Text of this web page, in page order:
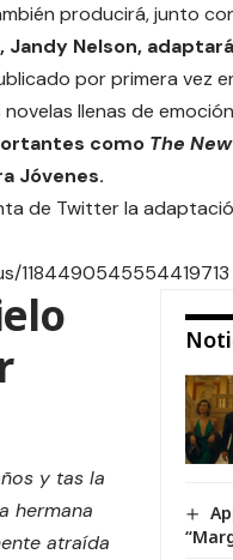
producirá, junto
Jandy Nelson,
por primera vez
llenas de
como The
Jóvenes.
de Twitter la
1184490545554419713
y tas la
hermana
atraída